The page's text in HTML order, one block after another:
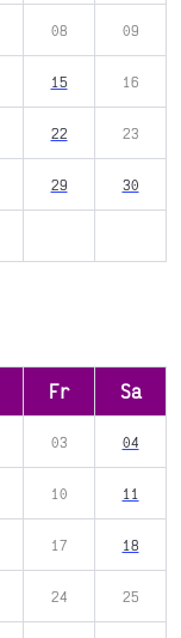
08 09
15 16
22 23
29 30
Fr Sa
03 04
10 11
17 18
24 25